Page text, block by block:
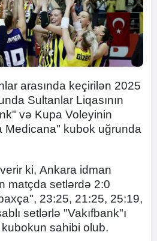
arasında keçirilən 2025
Sultanlar Liqasının
və Kupa Voleyinin
Medicana" kubok uğrunda
ki, Ankara idman
matçda setlərdə 2:0
23:25, 21:25, 25:19,
setlərlə "Vakıfbank"ı
sahibi olub.